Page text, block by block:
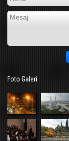
Foto Galeri